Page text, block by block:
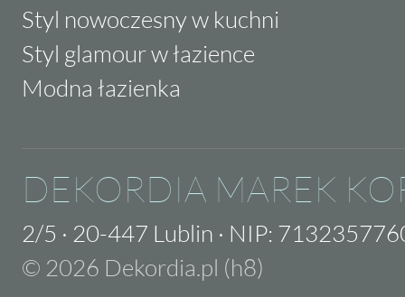
Styl nowoczesny w kuchni
Styl glamour w łazience
Modna łazienka
DEKORDIA MAREK
2/5 · 20-447 Lublin · NIP:
© 2026 Dekordia.pl (h8)